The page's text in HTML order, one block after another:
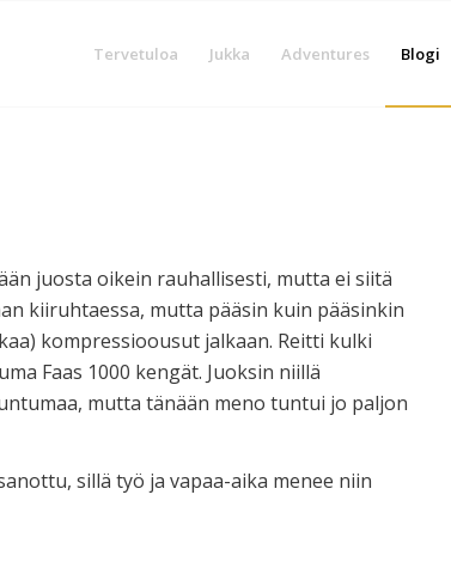
Tervetuloa Jukka Adventures Blogi
juosta oikein rauhallisesti, mutta ei siitä
kiiruhtaessa, mutta pääsin kuin pääsinkin
kompressioousut jalkaan. Reitti kulki
Faas 1000 kengät. Juoksin niillä
mutta tänään meno tuntui jo paljon
sillä työ ja vapaa-aika menee niin